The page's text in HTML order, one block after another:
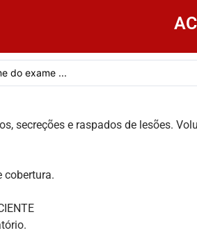
secreções e raspados de lesões.
cobertura.